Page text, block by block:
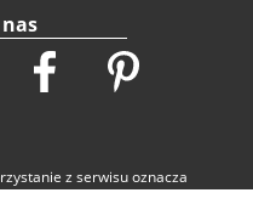
z serwisu oznacza